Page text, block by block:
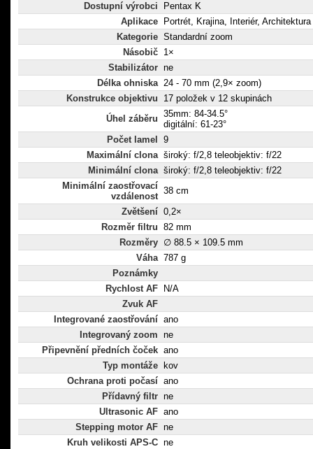
Dostupní výrobci
Pentax K
Aplikace
Portrét, Krajina, Interiér, Architektura
Kategorie Standardní zoom
Násobič 1×
Stabilizátor ne
Délka ohniska 24 - 70 mm (2,9× zoom)
Konstrukce objektivu
17 položek v 12 skupinách
Úhel záběru 35mm: 84-34.5°
digitální: 61-23°
Počet lamel
9
Maximální clona široký: f/2,8 teleobjektiv: f/22
Minimální clona široký: f/2,8 teleobjektiv: f/22
Minimální zaostřovací
vzdálenost
38 cm
Zvětšení 0,2×
Rozměr filtru 82 mm
Rozměry ∅ 88.5 × 109.5 mm
Váha 787 g
Poznámky
Rychlost AF
N/A
Zvuk AF
Integrované zaostřování ano
Integrovaný zoom ne
Připevnění předních čoček ano
Typ montáže
kov
Ochrana proti počasí ano
Přídavný filtr ne
Ultrasonic AF ano
Stepping motor AF ne
Kruh velikosti APS-C ne